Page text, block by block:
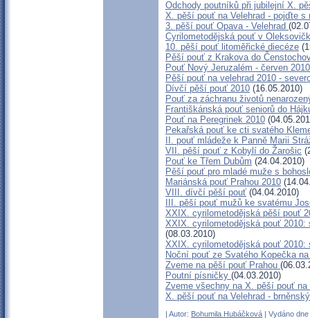
Odchody poutníků při jubilejní X.
X. pěší pouť na Velehrad - pojďte s
3. pěší pouť Opava - Velehrad
Cyrilometodějská pouť v
10. pěší pouť litoměřické diecéze
Pěší pouť z Krakova do
Pouť Nový Jeruzalém - červen 2010
Pěší pouť na velehrad 2010 -
Dívčí pěší pouť 2010 (16.05.2010)
Pouť za záchranu životů
Františkánská pouť seniorů do
Pouť na Peregrinek 2010
Pekařská pouť ke cti svatého
II. pouť mládeže k Panně Marii
VII. pěší pouť z Kobylí do Žarošic
Pouť ke Třem Dubům (24.04.2010)
Pěší pouť pro mladé muže s
Mariánská pouť Prahou 2010
VIII. dívčí pěší pouť (04.04.2010)
III. pěší pouť mužů ke svatému
XXIX. cyrilometodějská pěší pouť
XXIX. cyrilometodějská pouť 2010:
(08.03.2010)
XXIX. cyrilometodějská pouť
Noční pouť ze Svatého Kopečka
Zveme na pěší pouť Prahou
Poutní písničky (04.03.2010)
Zveme všechny na X. pěší pouť na
X. pěší pouť na Velehrad -
| Autor: Bohumila Hubáčková | Vydáno